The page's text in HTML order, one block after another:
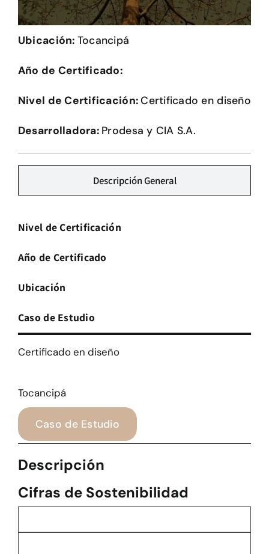
Herramientas
Credenciales
Plataforma CASA
Ubicación: Tocancipá
Año de Certificado:
Nivel de Certificación:Certificado en diseño
Desarrolladora: Prodesa y CIA S.A.
Descripción General
Nivel de Certificación
Año de Certificado
Ubicación
Caso de Estudio
Certificado en diseño
Tocancipá
Caso de Estudio
Descripción
Cifras de Sostenibilidad